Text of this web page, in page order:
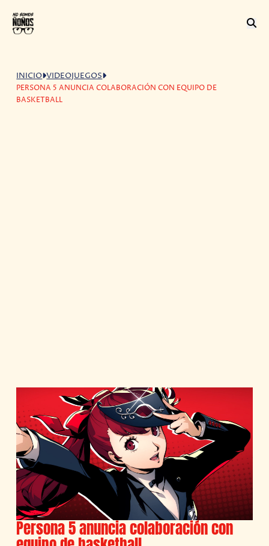
INICIO VIDEOJUEGOS
PERSONA 5 ANUNCIA COLABORACIÓN CON EQUIPO DE
BASKETBALL
Persona 5 anuncia colaboración con